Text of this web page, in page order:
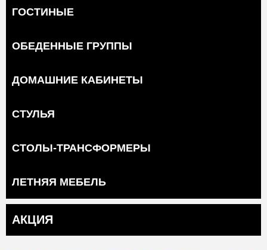
ГОСТИНЫЕ
ОБЕДЕННЫЕ ГРУППЫ
ДОМАШНИЕ КАБИНЕТЫ
СТУЛЬЯ
СТОЛЫ-ТРАНСФОРМЕРЫ
ЛЕТНЯЯ МЕБЕЛЬ
АКЦИЯ